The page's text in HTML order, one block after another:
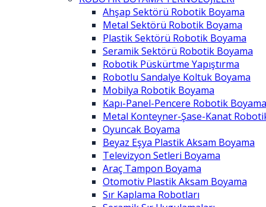
Ahşap Sektörü Robotik Boyama
Metal Sektörü Robotik Boyama
Plastik Sektörü Robotik Boyama
Seramik Sektörü Robotik Boyama
Robotik Püskürtme Yapıştırma
Robotlu Sandalye Koltuk Boyama
Mobilya Robotik Boyama
Kapı-Panel-Pencere Robotik Boyama
Metal Konteyner-Şase-Kanat
Oyuncak Boyama
Beyaz Eşya Plastik Aksam Boyama
Televizyon Setleri Boyama
Araç Tampon Boyama
Otomotiv Plastik Aksam Boyama
Sır Kaplama Robotları